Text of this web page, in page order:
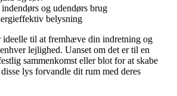
og udendørs brug
belysning
ideelle til at fremhæve din indretning og
lejlighed. Uanset om det er til en
sammenkomst eller blot for at skabe
lys forvandle dit rum med deres